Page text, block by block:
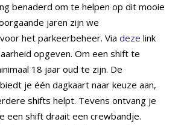
benaderd om te helpen op dit mooie
jaren zijn we
het parkeerbeheer. Via deze link
opgeven. Om een shift te
18 jaar oud te zijn. De
je één dagkaart naar keuze aan,
shifts helpt. Tevens ontvang je
een shift draait een crewbandje.